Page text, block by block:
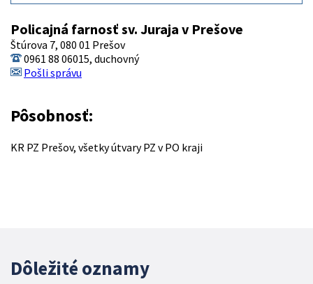
Policajná farnosť sv. Juraja v Prešove
Štúrova 7, 080 01 Prešov
0961 88 06015, duchovný
Pošli správu
Pôsobnosť:
KR PZ Prešov, všetky útvary PZ v PO kraji
Dôležité oznamy